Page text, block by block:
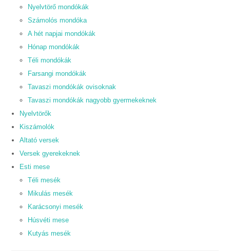
Nyelvtörő mondókák
Számolós mondóka
A hét napjai mondókák
Hónap mondókák
Téli mondókák
Farsangi mondókák
Tavaszi mondókák ovisoknak
Tavaszi mondókák nagyobb gyermekeknek
Nyelvtörők
Kiszámolók
Altató versek
Versek gyerekeknek
Esti mese
Téli mesék
Mikulás mesék
Karácsonyi mesék
Húsvéti mese
Kutyás mesék